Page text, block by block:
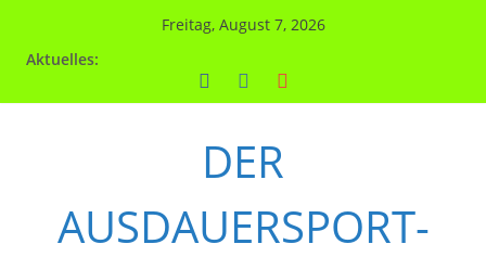
Freitag, August 7, 2026
Aktuelles:
DER
AUSDAUERSPORT-